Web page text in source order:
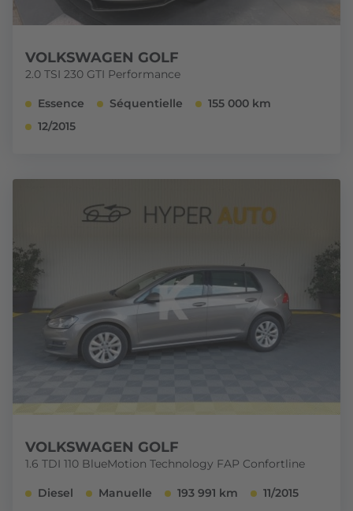
VOLKSWAGEN GOLF
2.0 TSI 230 GTI Performance
Essence Séquentielle
155 000 km
12/2015
VOLKSWAGEN GOLF
1.6 TDI 110 BlueMotion Technology FAP Confortline
Diesel Manuelle 193 991 km 11/2015